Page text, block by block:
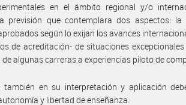
en el ámbito regional y/o
previsión que contemplara dos aspectos: la
según lo exijan los avances
de acreditación- de situaciones
algunas carreras a experiencias piloto de
también en su interpretación y aplicación
y libertad de enseñanza.